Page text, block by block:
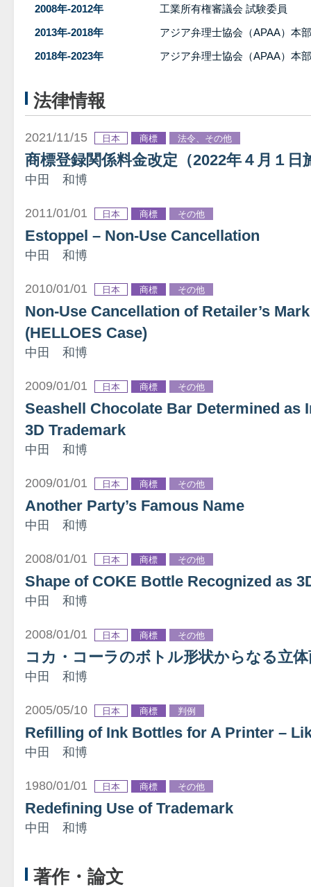
2008年-2012年
工業所有権審議会 試験委員
2013年-2018年
アジア弁理士協会（APAA）本
2018年-2023年
アジア弁理士協会（APAA）本
法律情報
2021/11/15 日本 商標 法令、その他
商標登録関係料金改定（2022年４月１日
中田 和博
2011/01/01 日本 商標 その他
Estoppel – Non-Use Cancellation
中田 和博
2010/01/01 日本 商標 その他
Non-Use Cancellation of Retailer’s
(HELLOES Case)
中田 和博
2009/01/01 日本 商標 その他
Seashell Chocolate Bar Determined as
3D Trademark
中田 和博
2009/01/01 日本 商標 その他
Another Party’s Famous Name
中田 和博
2008/01/01 日本 商標 その他
Shape of COKE Bottle Recognized as
中田 和博
2008/01/01 日本 商標 その他
コカ・コーラのボトル形状からなる立
中田 和博
2005/05/10 日本 商標 判例
Refilling of Ink Bottles for A Printer –
中田 和博
1980/01/01 日本 商標 その他
Redefining Use of Trademark
中田 和博
著作・論文